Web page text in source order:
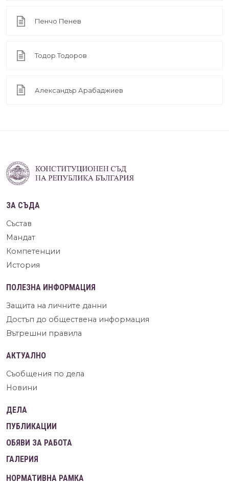
Пенчо Пенев
Тодор Тодоров
Александър Арабаджиев
ЗА СЪДА
Състав
Мандат
Компетенции
История
ПОЛЕЗНА ИНФОРМАЦИЯ
Защита на личните данни
Достъп до обществена информация
Вътрешни правила
АКТУАЛНО
Съобщения по дела
Новини
ДЕЛА
ПУБЛИКАЦИИ
ОБЯВИ ЗА РАБОТА
ГАЛЕРИЯ
НОРМАТИВНА РАМКА